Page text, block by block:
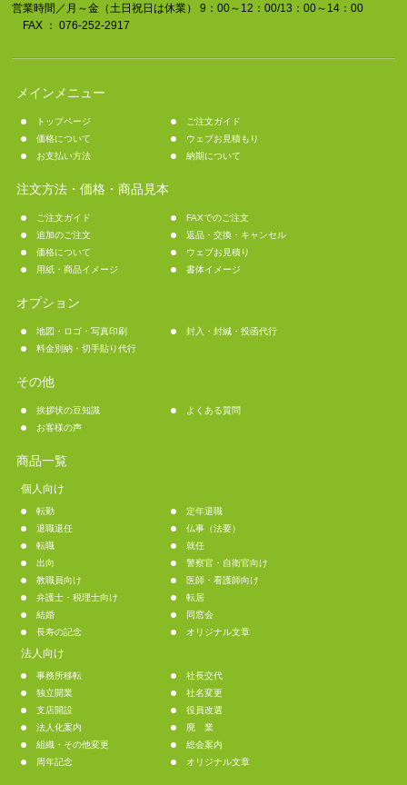
営業時間／月～金（土日祝日は休業） 9：00～12：00/13：00～14：00
FAX ： 076-252-2917
メインメニュー
トップページ
ご注文ガイド
価格について
ウェブお見積もり
お支払い方法
納期について
注文方法・価格・商品見本
ご注文ガイド
FAXでのご注文
追加のご注文
返品・交換・キャンセル
価格について
ウェブお見積り
用紙・商品イメージ
書体イメージ
オプション
地図・ロゴ・写真印刷
封入・封緘・投函代行
料金別納・切手貼り代行
その他
挨拶状の豆知識
よくある質問
お客様の声
商品一覧
個人向け
転勤
定年退職
退職退任
仏事（法要）
転職
就任
出向
警察官・自衛官向け
教職員向け
医師・看護師向け
弁護士・税理士向け
転居
結婚
同窓会
長寿の記念
オリジナル文章
法人向け
事務所移転
社長交代
独立開業
社名変更
支店開設
役員改選
法人化案内
廃 業
組織・その他変更
総会案内
周年記念
オリジナル文章